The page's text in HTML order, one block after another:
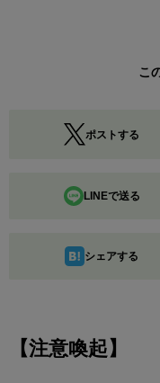
こ
ポストする
LINEで送る
シェアする
【注意喚起】